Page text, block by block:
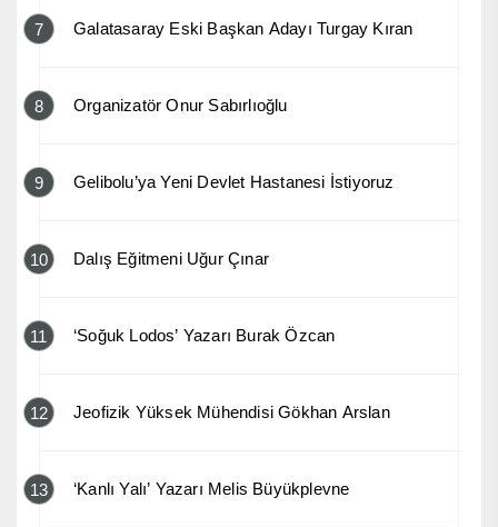
7 Galatasaray Eski Başkan Adayı Turgay Kıran
8 Organizatör Onur Sabırlıoğlu
9 Gelibolu’ya Yeni Devlet Hastanesi İstiyoruz
10 Dalış Eğitmeni Uğur Çınar
11 ‘Soğuk Lodos’ Yazarı Burak Özcan
12 Jeofizik Yüksek Mühendisi Gökhan Arslan
13 ‘Kanlı Yalı’ Yazarı Melis Büyükplevne